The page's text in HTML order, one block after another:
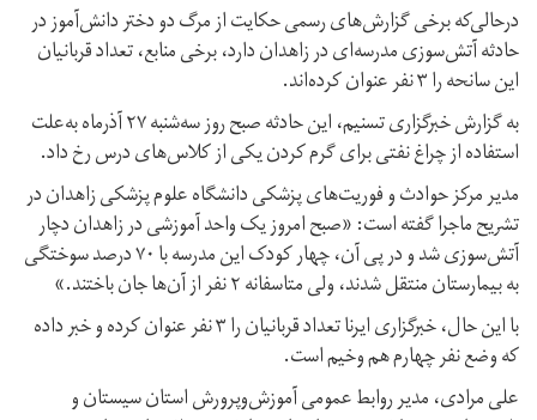
درحالی‌که برخی گزارش‌های رسمی حکایت از مرگ دو دختر دانش‌آموز در
حادثه آتش‌سوزی مدرسه‌ای در زاهدان دارد، برخی منابع، تعداد قربانیان
این سانحه را ۳ نفر عنوان کرده‌اند.
به گزارش خبرگزاری تسنیم، این حادثه صبح روز سه‌شنبه ۲۷ آذرماه به‌علت
استفاده از چراغ نفتی برای گرم کردن یکی از کلاس‌های درس رخ داد.
مدیر مرکز حوادث و فوریت‌های پزشکی دانشگاه علوم پزشکی زاهدان در
تشریح ماجرا گفته است: «صبح امروز یک واحد آموزشی در زاهدان‌ دچار
آتش‌سوزی شد و در پی آن، چهار کودک این مدرسه با ۷۰ درصد سوختگی
به بیمارستان منتقل شدند، ولی متاسفانه ۲ نفر از آن‌ها جان باختند.»
با این حال، خبرگزاری ایرنا تعداد قربانیان را ۳ نفر عنوان کرده و خبر داده
که وضع نفر چهارم هم وخیم است.
علی مرادی، مدیر روابط عمومی آموزش‌و‌پرورش استان سیستان و